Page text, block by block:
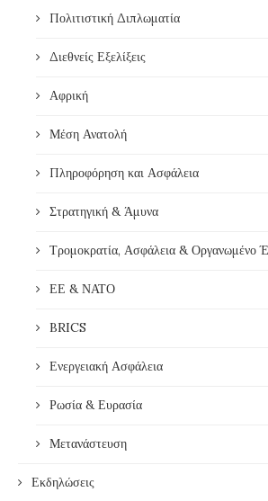
Πολιτιστική Διπλωματία
Διεθνείς Εξελίξεις
Αφρική
Μέση Ανατολή
Πληροφόρηση και Ασφάλεια
Στρατηγική & Άμυνα
Τρομοκρατία, Ασφάλεια & Οργανωμένο
ΕΕ & ΝΑΤΟ
BRICS
Ενεργειακή Ασφάλεια
Ρωσία & Ευρασία
Μετανάστευση
Εκδηλώσεις